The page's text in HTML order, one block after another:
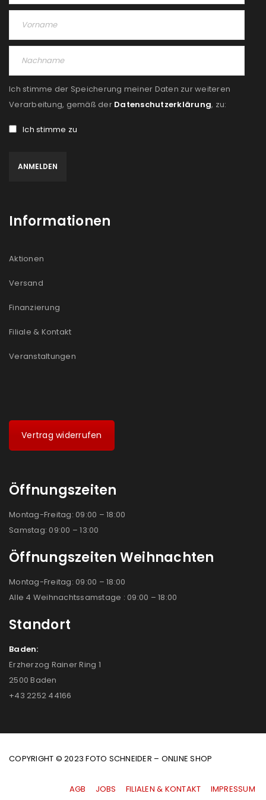
Ich stimme der Speicherung meiner Daten zur weiteren
Verarbeitung, gemäß der Datenschutzerklärung, zu:
Ich stimme zu
Informationen
Aktionen
Versand
Finanzierung
Filiale & Kontakt
Veranstaltungen
Vertrag widerrufen
Öffnungszeiten
Montag-Freitag: 09:00 – 18:00
Samstag: 09:00 – 13:00
Öffnungszeiten Weihnachten
Montag-Freitag: 09:00 – 18:00
Alle 4 Weihnachtssamstage : 09:00 – 18:00
Standort
Baden:
Erzherzog Rainer Ring 1
2500 Baden
+43 2252 44166
COPYRIGHT © 2023 FOTO SCHNEIDER – ONLINE SHOP
AGB JOBS FILIALEN & KONTAKT
IMPRESSUM